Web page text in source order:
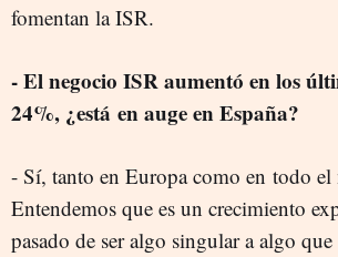
fomentan la ISR.
- El negocio ISR aumentó en los
24%, ¿está en auge en España?
- Sí, tanto en Europa como en todo
Entendemos que es un crecimiento
pasado de ser algo singular a algo